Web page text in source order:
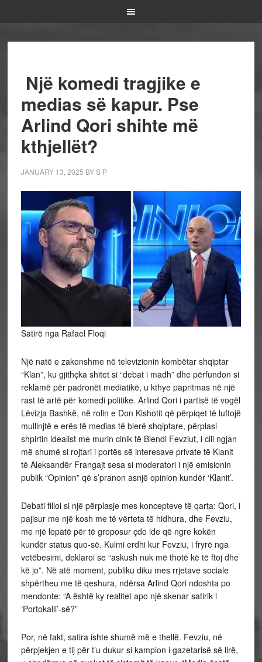
Një komedi tragjike e
medias së kapur. Pse
Arlind Qori shihte më
kthjellët?
JANUARY 13, 2025 BYS P
Satirë nga Rafael Floqi
Një natë e zakonshme në televizionin kombëtar shqiptar
“Klan”, ku gjithçka shitet si “debat i madh” dhe përfundon si
reklamë për padronët mediatikë, u kthye papritmas në një
rast të artë për komedi politike. Arlind Qori i partisë të vogël
Lëvizja Bashkë, në rolin e Don Kishotit që përpiqet të luftojë
mullinjtë e erës të medias të blerë shqiptare, përplasi
shpirtin idealist me murin cinik të Blendi Fevziut, i cili ngjan
më shumë si rojtari i portës së interesave private të Klanit
të Aleksandër Frangajt sesa si moderatori i një emisionin
publik “Opinion” që s’pranon asnjë opinion kundër ‘Klanit’.
Debati filloi si një përplasje mes koncepteve të qarta: Qori, i
pajisur me një kosh me të vërteta të hidhura, dhe Fevziu,
me një lopatë për të groposur çdo ide që ngre kokën
kundër status quo-së. Kulmi erdhi kur Fevziu, i fryrë nga
vetëbesimi, deklaroi se “askush nuk më thotë kë të ftoj dhe
kë jo”. Në atë moment, publiku diku mes rrjetave sociale
shpërtheu me të qeshura, ndërsa Arlind Qori ndoshta po
mendonte: “A është ky realitet apo një skenar satirik i
‘Portokalli’-së?”
Por, në fakt, satira ishte shumë më e thellë. Fevziu, në
përpjekjen e tij për t’u dukur si kampion i gazetarisë së lirë,